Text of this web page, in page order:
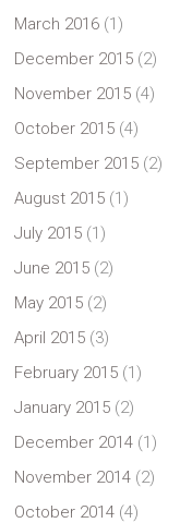
March 2016 (1)
December 2015 (2)
November 2015 (4)
October 2015 (4)
September 2015 (2)
August 2015 (1)
July 2015 (1)
June 2015 (2)
May 2015 (2)
April 2015 (3)
February 2015 (1)
January 2015 (2)
December 2014 (1)
November 2014 (2)
October 2014 (4)